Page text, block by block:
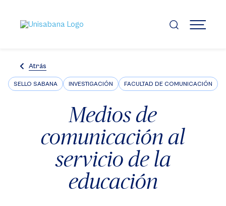
contenido
principal
MENÚ
Atrás
SELLO SABANA INVESTIGACIÓN FACULTAD DE COMUNICACIÓN
Medios de
comunicación al
servicio de la
educación